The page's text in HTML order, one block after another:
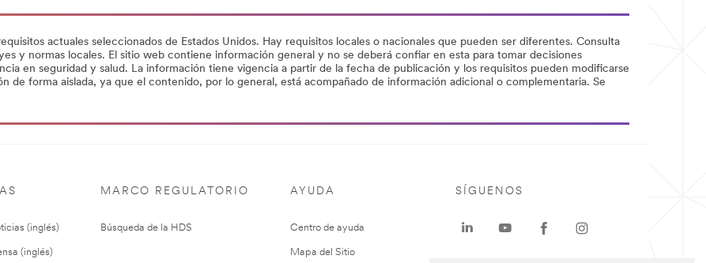
actuales seleccionados de Estados Unidos. Hay requisitos locales o nacionales que pueden ser diferentes. Consulta
y normas locales. El sitio web contiene información general y no se deberá confiar en esta para tomar decisiones
en seguridad y salud. La información tiene vigencia a partir de la fecha de publicación y los requisitos pueden modificarse
forma aislada, ya que el contenido, por lo general, está acompañado de información adicional o complementaria. Se
(inglés)
(inglés)
MARCO REGULATORIO
Búsqueda de la HDS
AYUDA
Centro de ayuda
Mapa del Sitio
SÍGUENOS